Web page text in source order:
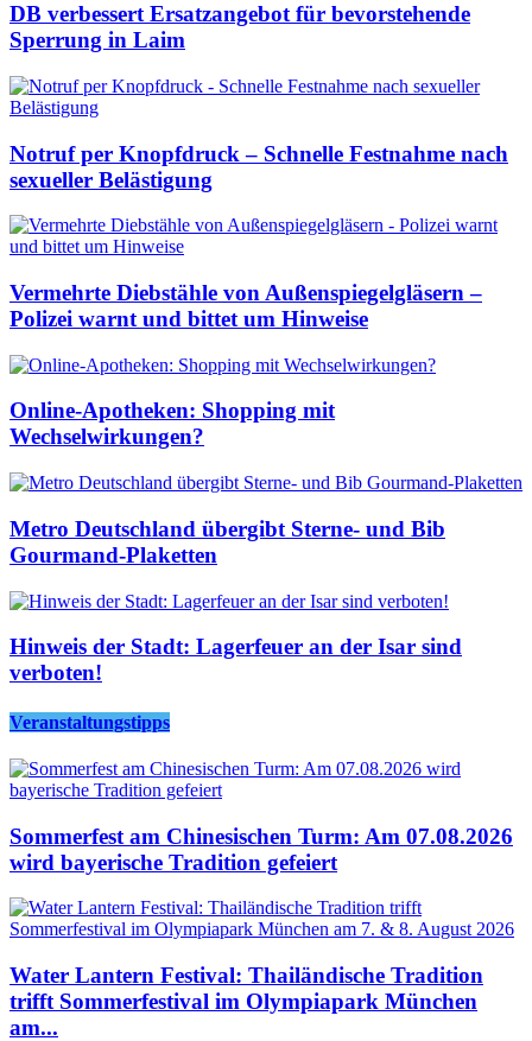
DB verbessert Ersatzangebot für bevorstehende
Sperrung in Laim
Notruf per Knopfdruck – Schnelle Festnahme nach
sexueller Belästigung
Vermehrte Diebstähle von Außenspiegelgläsern –
Polizei warnt und bittet um Hinweise
Online-Apotheken: Shopping mit
Wechselwirkungen?
Metro Deutschland übergibt Sterne- und Bib
Gourmand-Plaketten
Hinweis der Stadt: Lagerfeuer an der Isar sind
verboten!
Veranstaltungstipps
Sommerfest am Chinesischen Turm: Am 07.08.2026
wird bayerische Tradition gefeiert
Water Lantern Festival: Thailändische Tradition
trifft Sommerfestival im Olympiapark München
am...